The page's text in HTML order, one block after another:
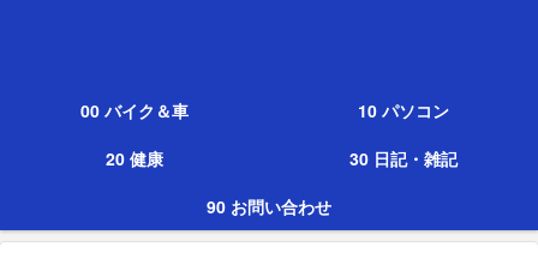
00 バイク＆車
10 パソコン
20 健康
30 日記・雑記
90 お問い合わせ